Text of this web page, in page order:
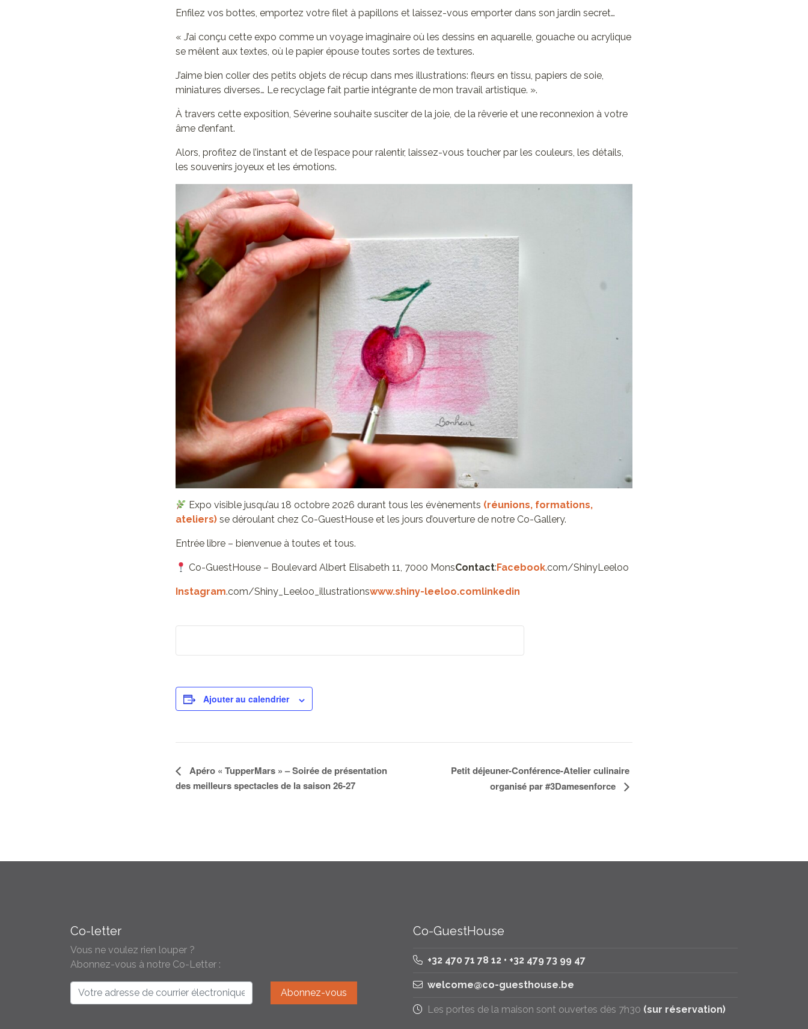
Enfilez vos bottes, emportez votre filet à papillons et laissez-vous emporter dans son jardin secret…
« J’ai conçu cette expo comme un voyage imaginaire où les dessins en aquarelle, gouache ou acrylique
se mêlent aux textes, où le papier épouse toutes sortes de textures.
J’aime bien coller des petits objets de récup dans mes illustrations: fleurs en tissu, papiers de soie,
miniatures diverses… Le recyclage fait partie intégrante de mon travail artistique. ».
À travers cette exposition, Séverine souhaite susciter de la joie, de la rêverie et une reconnexion à votre
âme d’enfant.
Alors, profitez de l’instant et de l’espace pour ralentir, laissez-vous toucher par les couleurs, les détails,
les souvenirs joyeux et les émotions.
Expo visible jusqu’au 18 octobre 2026 durant tous les évènements (réunions, formations,
ateliers) se déroulant chez Co-GuestHouse et les jours d’ouverture de notre Co-Gallery.
Entrée libre – bienvenue à toutes et tous.
Co-GuestHouse – Boulevard Albert Elisabeth 11, 7000 MonsContact: Facebook.com/ShinyLeeloo
Instagram.com/Shiny_Leeloo_illustrationswww.shiny-leeloo.comlinkedin
Ajouter au calendrier
Navigation
Évènement
Apéro « TupperMars » – Soirée de présentation
des meilleurs spectacles de la saison 26-27
Petit déjeuner-Conférence-Atelier culinaire
organisé par #3Damesenforce
Co-letter
Vous ne voulez rien louper ?
Abonnez-vous à notre Co-Letter :
Co-GuestHouse
+32 470 71 78 12 • +32 479 73 99 47
welcome@co-guesthouse.be
Les portes de la maison sont ouvertes dès 7h30 (sur réservation)